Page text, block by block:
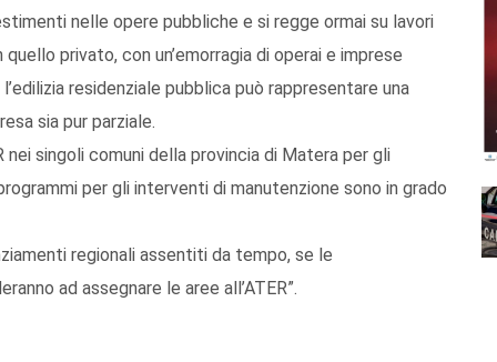
nelle opere pubbliche e si regge ormai su lavori
privato, con un’emorragia di operai e imprese
residenziale pubblica può rappresentare una
sia pur parziale.
singoli comuni della provincia di Matera per gli
per gli interventi di manutenzione sono in grado
regionali assentiti da tempo, se le
ad assegnare le aree all’ATER”.